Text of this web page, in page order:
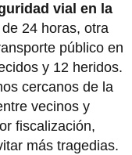
vial en la
24 horas, otra
público en
y 12 heridos.
cercanos de la
vecinos y
fiscalización,
más tragedias.